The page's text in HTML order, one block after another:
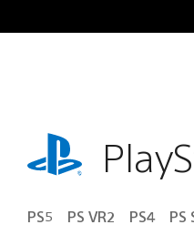
al
playstation.com
PS5 PS VR2 PS4 PS